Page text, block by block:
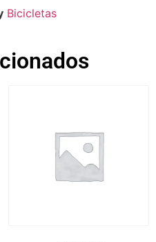
Bicicletas